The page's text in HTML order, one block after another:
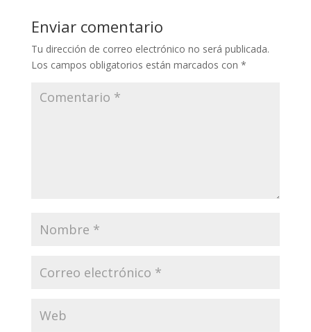
Enviar comentario
Tu dirección de correo electrónico no será publicada.
Los campos obligatorios están marcados con *